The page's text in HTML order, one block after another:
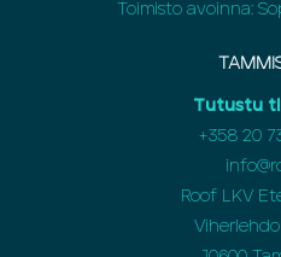
Toimisto avoinna:
Tutustu
+358 20
Roof LKV